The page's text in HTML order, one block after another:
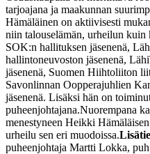
tarjoajana ja maakunnan
Hämäläinen on aktiivisesti
niin talouselämän, urheilun
SOK:n hallituksen jäsenenä,
hallintoneuvoston jäsenenä,
jäsenenä, Suomen Hiihtoliiton
Savonlinnan Oopperajuhlien
jäsenenä. Lisäksi hän on
puheenjohtajana.Nuorempana
menestyneen Heikki
urheilu sen eri muodoissa.
puheenjohtaja Martti Lokka,